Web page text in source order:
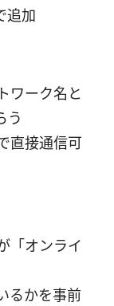
追加
ワーク名と
う
直接通信可
「オンライ
るかを事前